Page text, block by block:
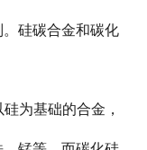
产品行情
硅碳合金和碳化
为基础的合金，